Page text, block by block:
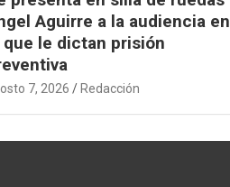
Aguirre a la audiencia en
que le dictan prisión
7, 2026 Redacción